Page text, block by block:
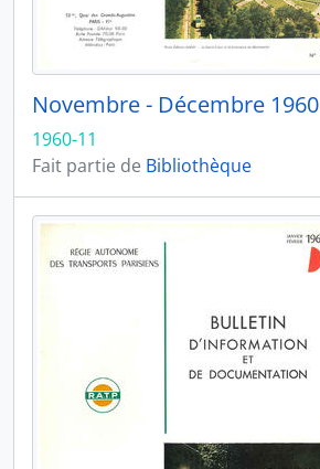
Novembre - Décembre 1960
1960-11
Fait partie de Bibliothèque